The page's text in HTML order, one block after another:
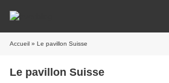
Accueil » Le pavillon Suisse
Le pavillon Suisse